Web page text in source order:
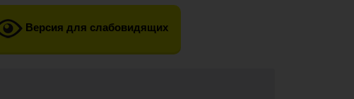
Версия для слабовидящих